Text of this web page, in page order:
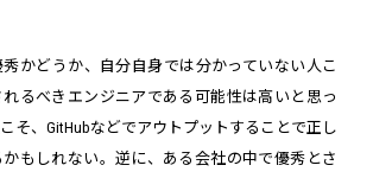
かどうか、自分自身では分かっていない人こ
るべきエンジニアである可能性は高いと思っ
そ、GitHubなどでアウトプットすることで正し
もしれない。逆に、ある会社の中で優秀とさ